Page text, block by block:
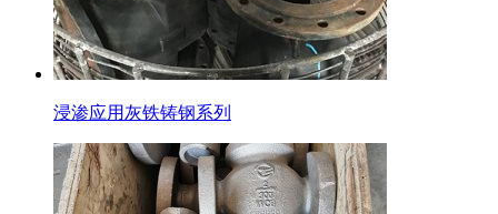
浸渗应用灰铁铸钢系列